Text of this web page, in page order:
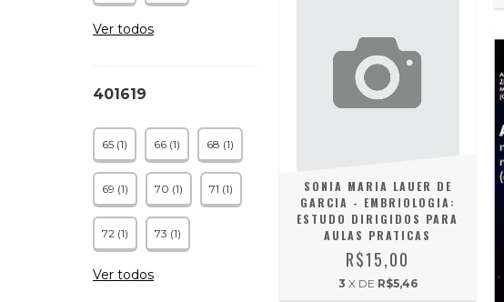
Ver todos
401619
65 (1) 66 (1) 68 (1)
69 (1) 70 (1) 71 (1)
72 (1) 73 (1)
Ver todos
SONIA MARIA LAUER DE
GARCIA - EMBRIOLOGIA:
ESTUDO DIRIGIDOS PARA
AULAS PRATICAS
R$15,00
3 X DE R$5,46